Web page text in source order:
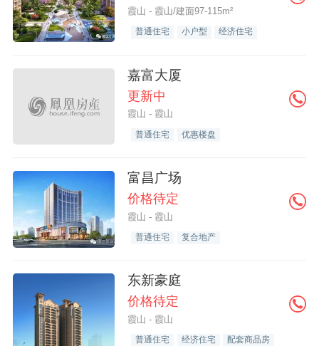
霞山 - 霞山/建面97-115m²
普通住宅 小户型 经济住宅
嘉富大厦
更新中
霞山 - 霞山
普通住宅 优惠楼盘
富昌广场
价格待定
霞山 - 霞山
普通住宅 复合地产
东新豪庭
价格待定
霞山 - 霞山
普通住宅 经济住宅 配套商品房